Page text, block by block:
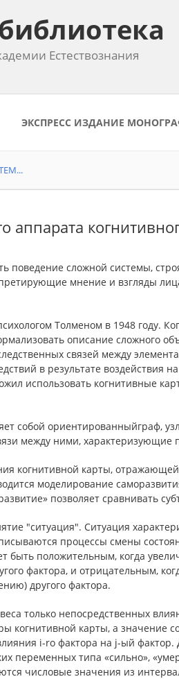
Естествознания
ЭКСПРЕСС ИЗДАНИЕ
аппарата
поведение сложной системы,
мнение и взгляды
Толменом в 1948 году.
описание сложного
связей между
в результате воздействия
использовать когнитивные
собой ориентированныйграф,
между ними,
когнитивной карты,
моделирование
позволяет сравнивать
"ситуация". Ситуация
процессы смены
быть положительным, когда
фактора, и отрицательным,
другого фактора.
только непосредственных
когнитивной карты, а значение
i-ro фактора на j-ый
переменных типа «сильно»,
числовые значения из